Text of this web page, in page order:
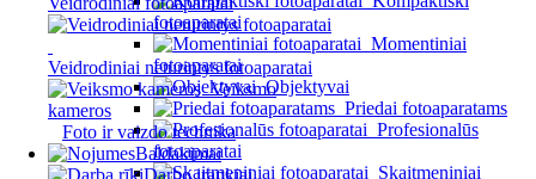
Veidrodiniai neturintys fotoaparatai
Veiksmo
kameros
Foto ir vaizdo technika
Baldakimai
Darbo įrankiai
fotoaparatai
Momentiniai
fotoaparatai
Objektyvai
Priedai fotoaparatams
Profesionalūs
fotoaparatai
Skaitmeniniai